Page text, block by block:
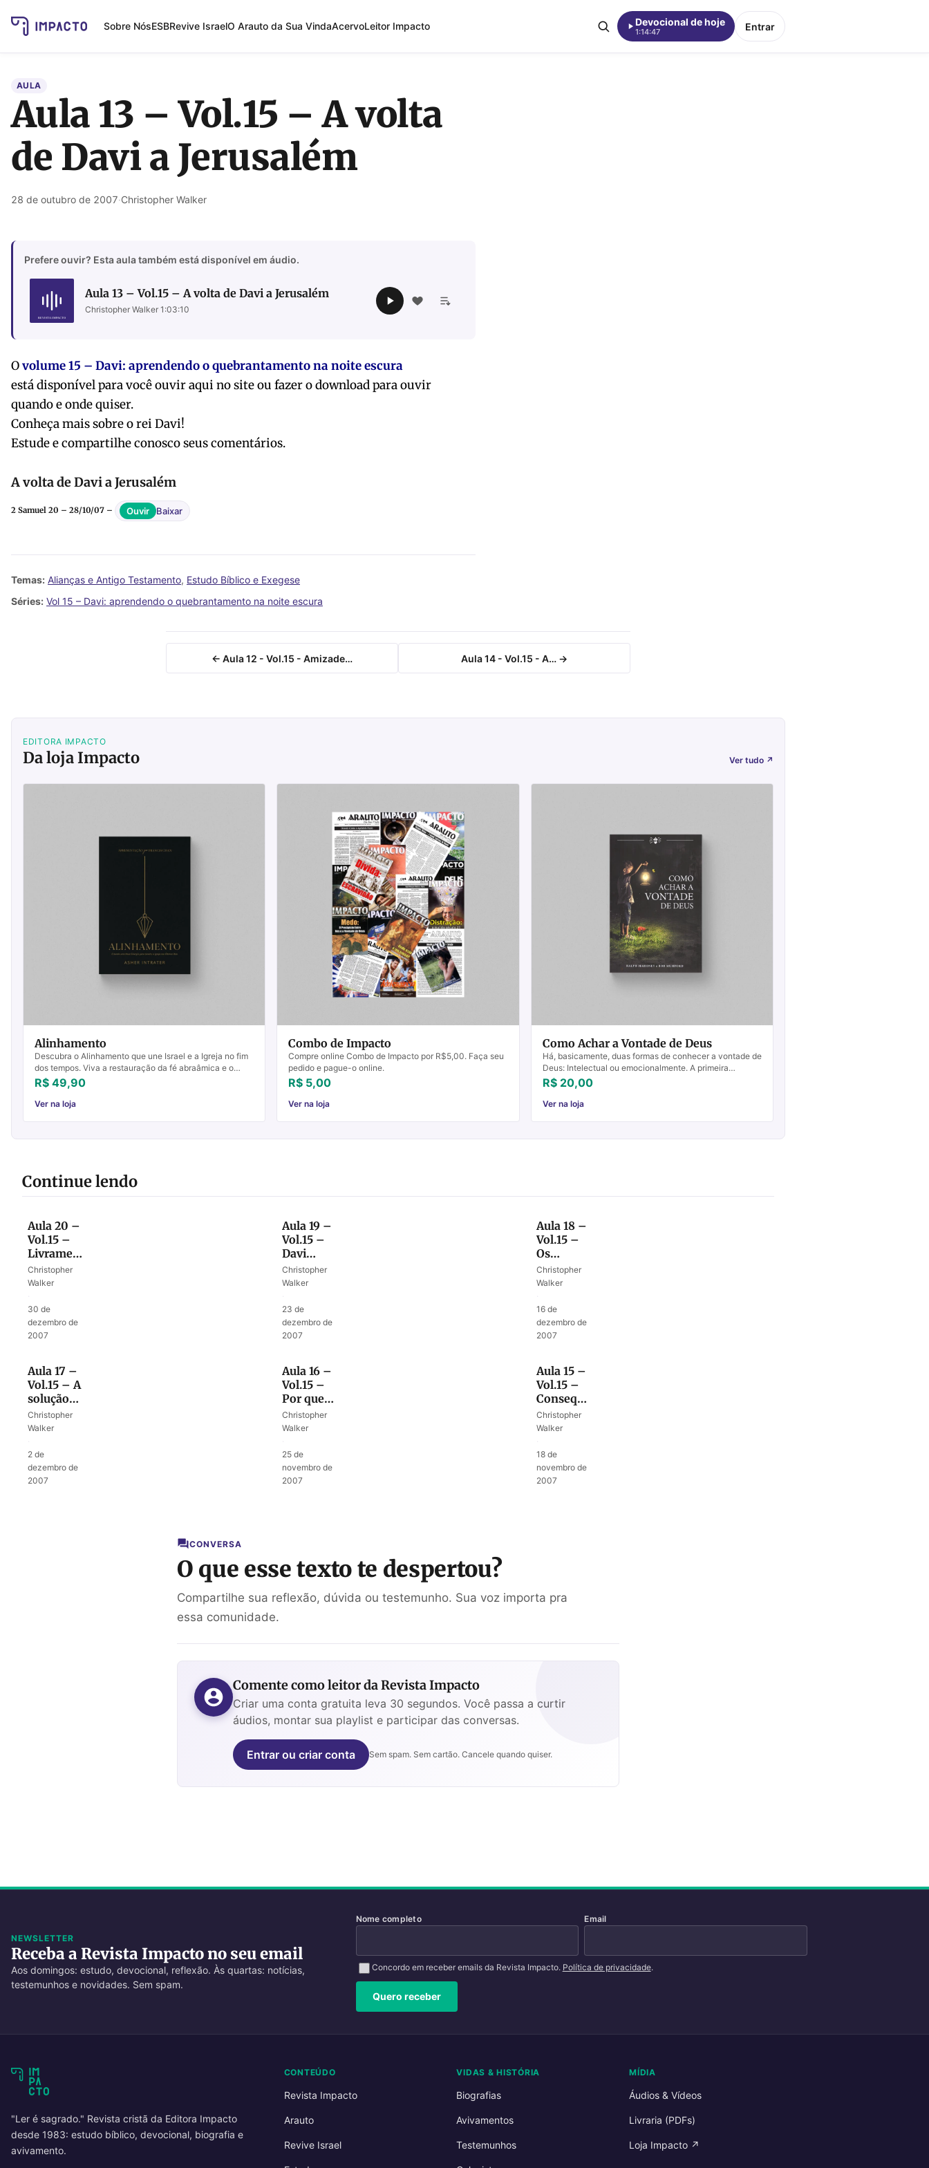
Sobre NósESBRevive IsraelO Arauto da Sua VindaAcervoLeitor Impacto Devocional de hoje
1:14:47 Entrar
AULA
Aula 13 – Vol.15 – A volta
de Davi a Jerusalém
28 de outubro de 2007·Christopher Walker
Prefere ouvir? Esta aula também está disponível em áudio.
Aula 13 – Vol.15 – A volta de Davi a Jerusalém
Christopher Walker 1:03:10
Ovolume 15 – Davi: aprendendo o quebrantamento na noite escura
está disponível para você ouvir aqui no site ou fazer o download para ouvir
quando e onde quiser.
Conheça mais sobre o rei Davi!
Estude e compartilhe conosco seus comentários.
A volta de Davi a Jerusalém
2 Samuel 20 – 28/10/07 – Ouvir Baixar
Temas: Alianças e Antigo Testamento, Estudo Bíblico e Exegese
Séries: Vol 15 – Davi: aprendendo o quebrantamento na noite escura
← Aula 12 - Vol.15 - Amizade… Aula 14 - Vol.15 - A… →
EDITORA IMPACTO
Da loja Impacto Ver tudo ↗
Alinhamento
Descubra o Alinhamento que une Israel e a Igreja no fim
dos tempos. Viva a restauração da fé abraâmica e o
avivamento profético.
R$ 49,90
Ver na loja
Combo de Impacto
Compre online Combo de Impacto por R$5,00. Faça seu
pedido e pague-o online.
R$ 5,00
Ver na loja
Como Achar a Vontade de Deus
Há, basicamente, duas formas de conhecer a vontade de
Deus: Intelectual ou emocionalmente. A primeira
enfatiza a lógica da Palavra, sempre de forma objetiva....
R$ 20,00
Ver na loja
Continue lendo
Aula 20 –
Vol.15 –
Livramento
para
entrar na
na causa
de Deus
Christopher
Walker
30 de
dezembro de
2007
Aula 19 –
Vol.15 –
Davi
resume
sua vida
Salmo
Christopher
Walker
23 de
dezembro de
2007
Aula 18 –
Vol.15 –
Os
filisteus e
os
Christopher
Walker
16 de
dezembro de
2007
Aula 17 –
Vol.15 – A
solução
para as
maldições
Aliança
Christopher
Walker
2 de
dezembro de
2007
Aula 16 –
Vol.15 –
Por que
os filhos
de Saul?
Christopher
Walker
25 de
novembro de
2007
Aula 15 –
Vol.15 –
Consequências
de uma
aliança
Christopher
Walker
18 de
novembro de
2007
CONVERSA
O que esse texto te despertou?
Compartilhe sua reflexão, dúvida ou testemunho. Sua voz importa pra
essa comunidade.
Comente como leitor da Revista Impacto
Criar uma conta gratuita leva 30 segundos. Você passa a curtir
áudios, montar sua playlist e participar das conversas.
Entrar ou criar conta Sem spam. Sem cartão. Cancele quando quiser.
NEWSLETTER
Receba a Revista Impacto no seu email
Aos domingos: estudo, devocional, reflexão. Às quartas: notícias,
testemunhos e novidades. Sem spam.
Nome completo Email
Concordo em receber emails da Revista Impacto. Política de privacidade.
Quero receber
"Ler é sagrado." Revista cristã da Editora Impacto
desde 1983: estudo bíblico, devocional, biografia e
avivamento.
CONTEÚDO
Revista Impacto
Arauto
Revive Israel
VIDAS & HISTÓRIA
Biografias
Avivamentos
Testemunhos
MÍDIA
Áudios & Vídeos
Livraria (PDFs)
Loja Impacto ↗